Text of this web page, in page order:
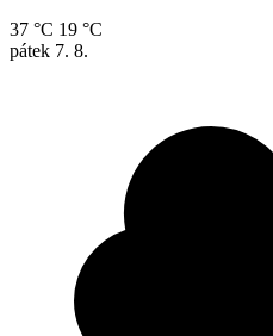
37 °C 19 °C
pátek 7. 8.